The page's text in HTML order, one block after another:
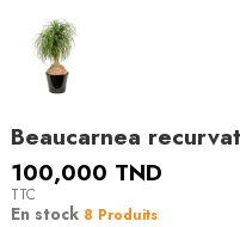
100,000 TND
TTC
En stock 8 Produits